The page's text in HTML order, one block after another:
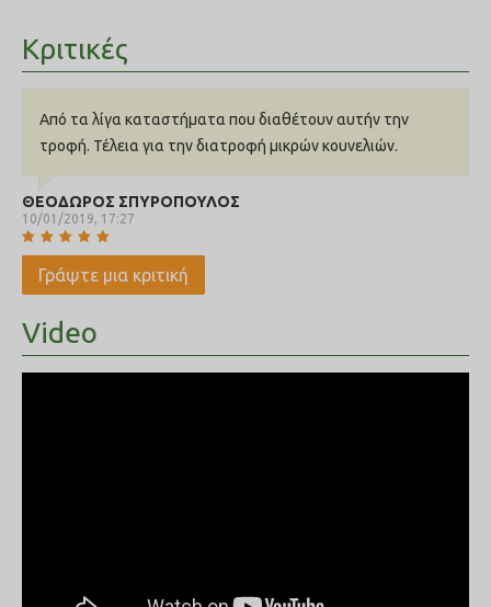
Κριτικές
Από τα λίγα καταστήματα που διαθέτουν αυτήν την
τροφή. Τέλεια για την διατροφή μικρών κουνελιών.
ΘΕΟΔΩΡΟΣ ΣΠΥΡΟΠΟΥΛΟΣ
10/01/2019, 17:27
Γράψτε μια κριτική
Video